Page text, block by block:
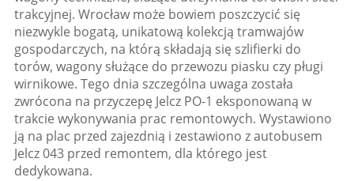
trakcyjnej. Wrocław może bowiem poszczycić się
niezwykle bogatą, unikatową kolekcją tramwajów
gospodarczych, na którą składają się szlifierki do
torów, wagony służące do przewozu piasku czy pługi
wirnikowe. Tego dnia szczególna uwaga została
zwrócona na przyczepę Jelcz PO-1 eksponowaną w
trakcie wykonywania prac remontowych. Wystawiono
ją na plac przed zajezdnią i zestawiono z autobusem
Jelcz 043 przed remontem, dla którego jest
dedykowana.